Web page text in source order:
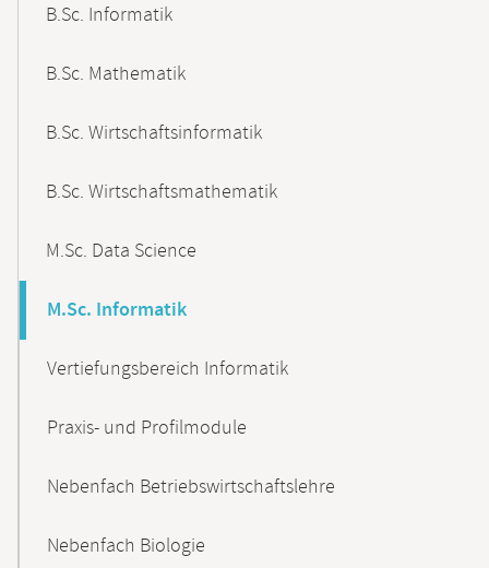
B.Sc. Informatik
B.Sc. Mathematik
B.Sc. Wirtschaftsinformatik
B.Sc. Wirtschaftsmathematik
M.Sc. Data Science
M.Sc. Informatik
Vertiefungsbereich Informatik
Praxis- und Profilmodule
Nebenfach Betriebswirtschaftslehre
Nebenfach Biologie